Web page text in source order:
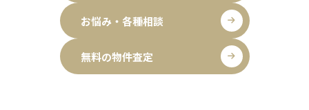
お悩み・各種相談
無料の物件査定